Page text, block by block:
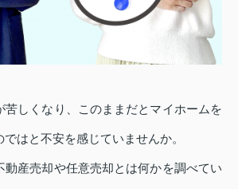
苦しくなり、このままだとマイホームを
はと不安を感じていませんか。
動産売却や任意売却とは何かを調べてい